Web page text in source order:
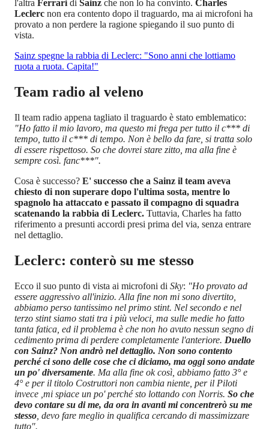
l'altra Ferrari di Sainz che non lo ha convinto. Charles
Leclerc non era contento dopo il traguardo, ma ai microfoni ha
provato a non perdere la ragione spiegando il suo punto di
vista.
Sainz spegne la rabbia di Leclerc: "Sono anni che lottiamo
ruota a ruota. Capita!"
Team radio al veleno
Il team radio appena tagliato il traguardo è stato emblematico:
"Ho fatto il mio lavoro, ma questo mi frega per tutto il c*** di
tempo, tutto il c*** di tempo. Non è bello da fare, si tratta solo
di essere rispettoso. So che dovrei stare zitto, ma alla fine è
sempre così. fanc***".
Cosa è successo? E' successo che a Sainz il team aveva
chiesto di non superare dopo l'ultima sosta, mentre lo
spagnolo ha attaccato e passato il compagno di squadra
scatenando la rabbia di Leclerc. Tuttavia, Charles ha fatto
riferimento a presunti accordi presi prima del via, senza entrare
nel dettaglio.
Leclerc: conterò su me stesso
Ecco il suo punto di vista ai microfoni di Sky: "Ho provato ad
essere aggressivo all'inizio. Alla fine non mi sono divertito,
abbiamo perso tantissimo nel primo stint. Nel secondo e nel
terzo stint siamo stati tra i più veloci, ma sulle medie ho fatto
tanta fatica, ed il problema è che non ho avuto nessun segno di
cedimento prima di perdere completamente l'anteriore. Duello
con Sainz? Non andrò nel dettaglio. Non sono contento
perché ci sono delle cose che ci diciamo, ma oggi sono andate
un po' diversamente. Ma alla fine ok così, abbiamo fatto 3° e
4° e per il titolo Costruttori non cambia niente, per il Piloti
invece ,mi spiace un po' perché sto lottando con Norris. So che
devo contare su di me, da ora in avanti mi concentrerò su me
stesso , devo fare meglio in qualifica cercando di massimizzare
tutto".